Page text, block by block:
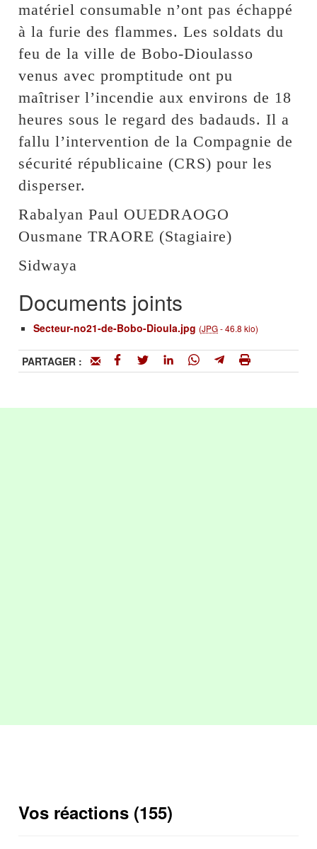
matériel consumable n’ont pas échappé
à la furie des flammes. Les soldats du
feu de la ville de Bobo-Dioulasso
venus avec promptitude ont pu
maîtriser l’incendie aux environs de 18
heures sous le regard des badauds. Il a
fallu l’intervention de la Compagnie de
sécurité républicaine (CRS) pour les
disperser.
Rabalyan Paul OUEDRAOGO
Ousmane TRAORE (Stagiaire)
Sidwaya
Documents joints
Secteur-no21-de-Bobo-Dioula.jpg (JPG-46.8 kio)
PARTAGER :
Vos réactions (155)